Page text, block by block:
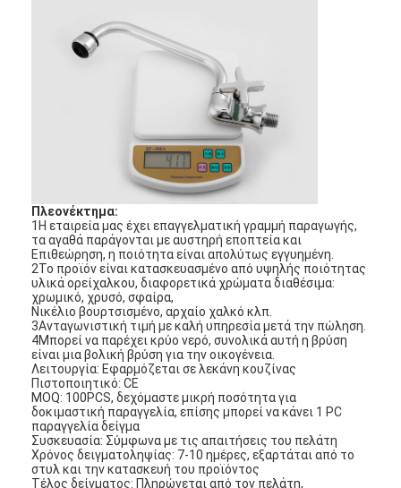
Πλεονέκτημα:
1Η εταιρεία μας έχει επαγγελματική γραμμή παραγωγής,
τα αγαθά παράγονται με αυστηρή εποπτεία και
Επιθεώρηση, η ποιότητα είναι απολύτως εγγυημένη.
2Το προϊόν είναι κατασκευασμένο από υψηλής ποιότητας
υλικά ορείχαλκου, διαφορετικά χρώματα διαθέσιμα:
χρωμικό, χρυσό, σφαίρα,
Νικέλιο βουρτσισμένο, αρχαίο χαλκό κλπ.
3Ανταγωνιστική τιμή με καλή υπηρεσία μετά την πώληση.
4Μπορεί να παρέχει κρύο νερό, συνολικά αυτή η βρύση
είναι μια βολική βρύση για την οικογένεια.
Λειτουργία: Εφαρμόζεται σε λεκάνη κουζίνας
Πιστοποιητικό: CE
MOQ: 100PCS, δεχόμαστε μικρή ποσότητα για
δοκιμαστική παραγγελία, επίσης μπορεί να κάνει 1 PC
παραγγελία δείγμα
Συσκευασία: Σύμφωνα με τις απαιτήσεις του πελάτη
Χρόνος δειγματοληψίας: 7-10 ημέρες, εξαρτάται από το
στυλ και την κατασκευή του προϊόντος
Τέλος δείγματος: Πληρώνεται από τον πελάτη,